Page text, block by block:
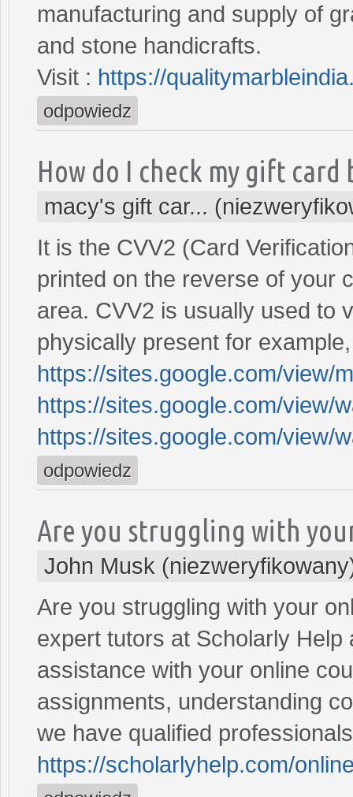
manufacturing and supply of
and stone handicrafts.
Visit : https://
odpowiedz
How do I check my gift card
macy's gift car...
It is the CVV2 (Card
printed on the reverse of your
area. CVV2 is usually used to
physically present for
https://sites.google.com/view/
https://sites.google.com/view/
https://sites.google.com/view/
odpowiedz
Are you struggling with
John Musk
Are you struggling with your
expert tutors at Scholarly
assistance with your online
assignments, understanding
we have qualified
https://scholarlyhelp.com/